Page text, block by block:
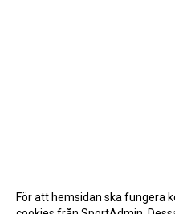
För att hemsidan ska fungera